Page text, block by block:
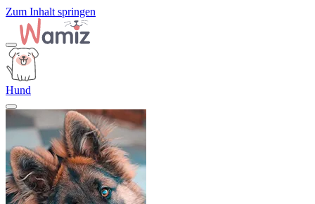
Zum Inhalt springen
Hund